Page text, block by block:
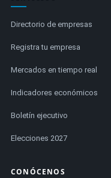
Directorio de empresas
Registra tu empresa
Mercados en tiempo real
Indicadores económicos
Boletín ejecutivo
Elecciones 2027
CONÓCENOS